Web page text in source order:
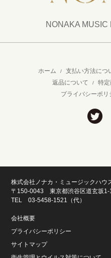
NONAKA
ホーム / 支払い方法につ
返品について / 特
プライバシーポリ
株式会社ノナカ・ミュージックハウ
〒150-0043 東京都渋谷区道玄坂
TEL 03-5458-1521（代）
会社概要
プライバシーポリシー
サイトマップ